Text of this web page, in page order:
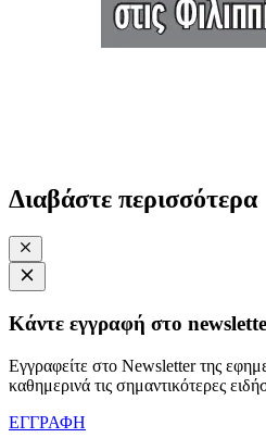
Διαβάστε περισσότερα
Κάντε εγγραφή στο
Εγγραφείτε στο Newsletter της
καθημερινά τις σημαντικότερες
ΕΓΓΡΑΦΗ